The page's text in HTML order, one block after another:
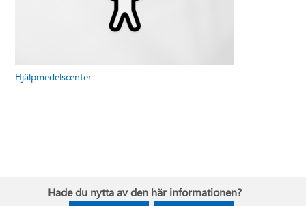
Hjälpmedelscenter
Hade du nytta av den här informationen?